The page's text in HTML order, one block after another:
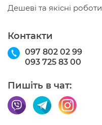
Дешеві та якісні роботи
Контакти
097 802 02 99
093 725 83 00
Пишіть в чат: